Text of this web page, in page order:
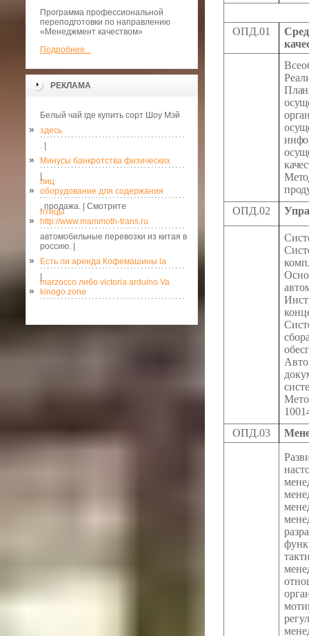
Программа профессиональной
переподготовки по направлению
«Менеджмент качеством»
Подробнее...
РЕКЛАМА
Белый чай где купить сорт Шоу Мэй
здесь
. |
Минусы банкротства физических
лиц
оборудование для содержания
птицы
, продажа. | Смотрите
http://www.mammoth-trans.ru
автомобильные перевозки из китая в
россию. |
Есть ли аренда Кофемашины la
marzocco либо victoria arduino Va
kinogo zone
ОПД.01
ОПД.02
ОПД.03